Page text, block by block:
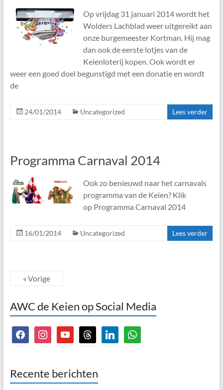
Op vrijdag 31 januari 2014 wordt het
Wolders Lachblad weer uitgereikt aan
onze burgemeester Kortman. Hij mag
dan ook de eerste lotjes van de
Keienloterij kopen. Ook wordt er
weer een goed doel begunstigd met een donatie en wordt
de
24/01/2014 Uncategorized Lees verder
Programma Carnaval 2014
Ook zo benieuwd naar het carnavals
programma van de Keien? Klik
op Programma Carnaval 2014
16/01/2014 Uncategorized Lees verder
« Vorige
AWC de Keien op Social Media
facebookinstagramyoutubethreads linkedinwhatsapp
Recente berichten